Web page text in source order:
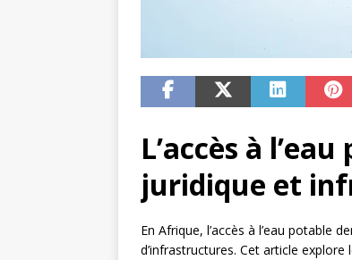
L’accès à
juridique et
En Afrique, l’accès à l’eau potable
d’infrastructures. Cet article